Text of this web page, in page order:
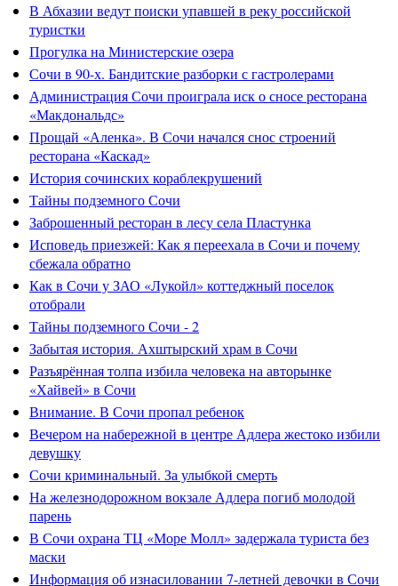
В Абхазии ведут поиски упавшей в реку российской
туристки
Прогулка на Министерские озера
Сочи в 90-х. Бандитские разборки с гастролерами
Администрация Сочи проиграла иск о сносе ресторана
«Макдональдс»
Прощай «Аленка». В Сочи начался снос строений
ресторана «Каскад»
История сочинских кораблекрушений
Тайны подземного Сочи
Заброшенный ресторан в лесу села Пластунка
Исповедь приезжей: Как я переехала в Сочи и почему
сбежала обратно
Как в Сочи у ЗАО «Лукойл» коттеджный поселок
отобрали
Тайны подземного Сочи - 2
Забытая история. Ахштырский храм в Сочи
Разъярённая толпа избила человека на авторынке
«Хайвей» в Сочи
Внимание. В Сочи пропал ребенок
Вечером на набережной в центре Адлера жестоко избили
девушку
Сочи криминальный. За улыбкой смерть
На железнодорожном вокзале Адлера погиб молодой
парень
В Сочи охрана ТЦ «Море Молл» задержала туриста без
маски
Информация об изнасиловании 7-летней девочки в Сочи